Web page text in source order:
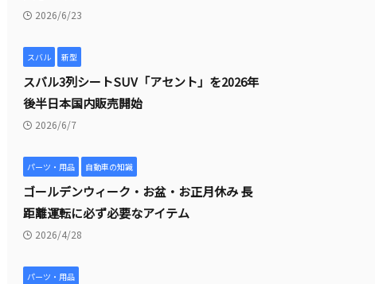
2026/6/23
スバル 新型
スバル3列シートSUV「アセント」を2026年
後半日本国内販売開始
2026/6/7
パーツ・用品 自動車の知識
ゴールデンウィーク・お盆・お正月休み 長
距離運転に必ず必要なアイテム
2026/4/28
パーツ・用品